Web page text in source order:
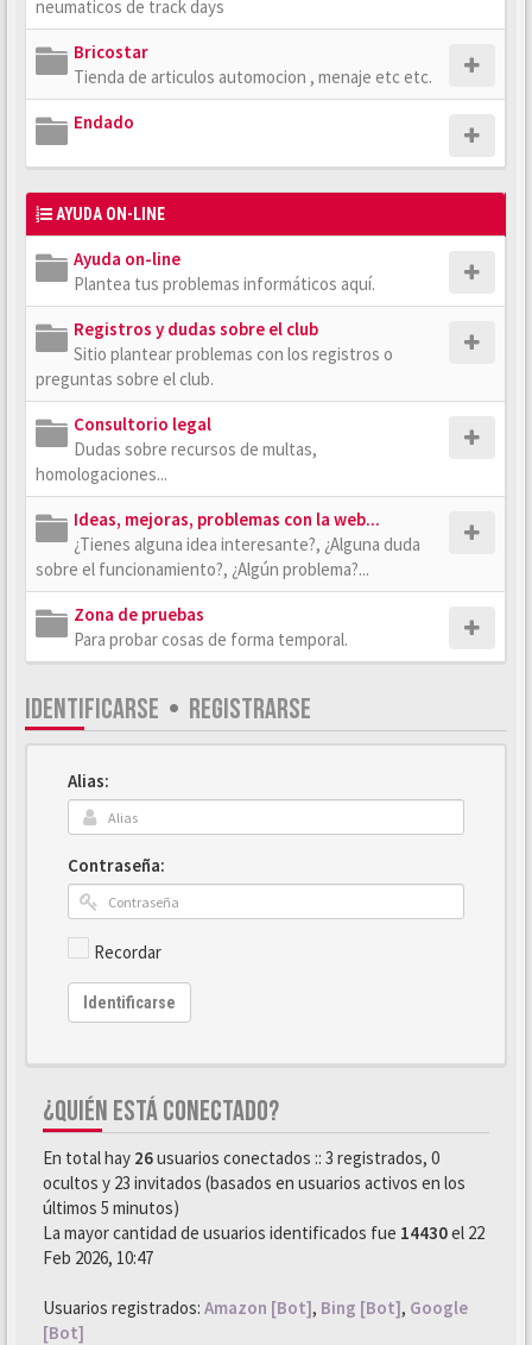
neumaticos de track days
Bricostar
Tienda de articulos automocion , menaje etc etc.
Endado
AYUDA ON-LINE
Ayuda on-line
Plantea tus problemas informáticos aquí.
Registros y dudas sobre el club
Sitio plantear problemas con los registros o
preguntas sobre el club.
Consultorio legal
Dudas sobre recursos de multas,
homologaciones...
Ideas, mejoras, problemas con la web...
¿Tienes alguna idea interesante?, ¿Alguna duda
sobre el funcionamiento?, ¿Algún problema?...
Zona de pruebas
Para probar cosas de forma temporal.
IDENTIFICARSE • REGISTRARSE
Alias:
Contraseña:
Recordar
Identificarse
¿QUIÉN ESTÁ CONECTADO?
En total hay 26usuarios conectados :: 3 registrados, 0
ocultos y 23 invitados (basados en usuarios activos en los
últimos 5 minutos)
La mayor cantidad de usuarios identificados fue 14430el 22
Feb 2026, 10:47
Usuarios registrados: Amazon [Bot], Bing [Bot], Google
[Bot]